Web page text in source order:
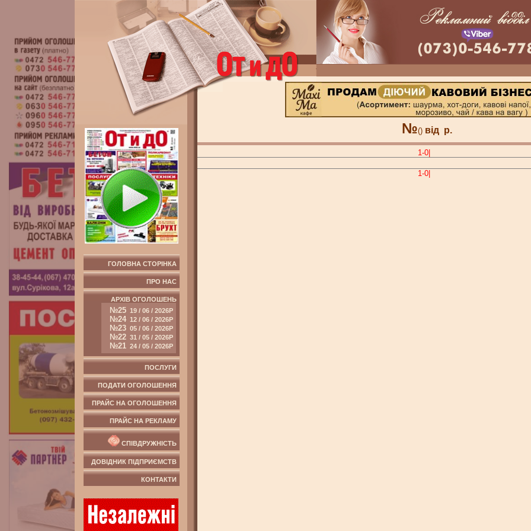
ГОЛОВНА СТОРІНКА
ПРО НАС
АРХІВ ОГОЛОШЕНЬ
№25 19 / 06 / 2026Р
№24 12 / 06 / 2026Р
№23 05 / 06 / 2026Р
№22 31 / 05 / 2026Р
№21 24 / 05 / 2026Р
ПОСЛУГИ
ПОДАТИ ОГОЛОШЕННЯ
ПРАЙС НА ОГОЛОШЕННЯ
ПРАЙС НА РЕКЛАМУ
СПІВДРУЖНІСТЬ
ДОВІДНИК ПІДПРИЄМСТВ
КОНТАКТИ
№() від р.
1-0|
1-0|